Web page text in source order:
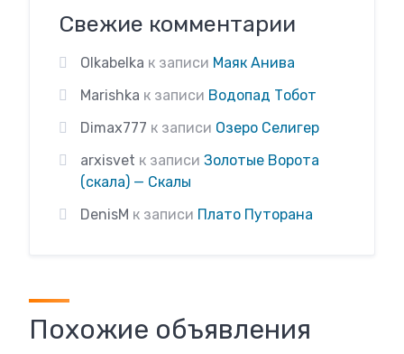
Свежие комментарии
Olkabelka к записи Маяк Анива
Marishka к записи Водопад Тобот
Dimax777 к записи Озеро Селигер
arxisvet к записи Золотые Ворота
(скала) — Скалы
DenisM к записи Плато Путорана
Похожие объявления